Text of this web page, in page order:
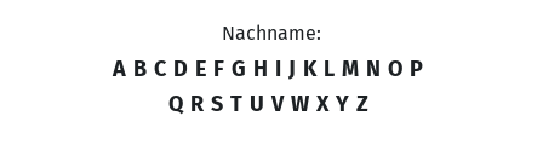
Nachname:
A B C D E F G H I J K L M N O P
Q R S T U V W X Y Z